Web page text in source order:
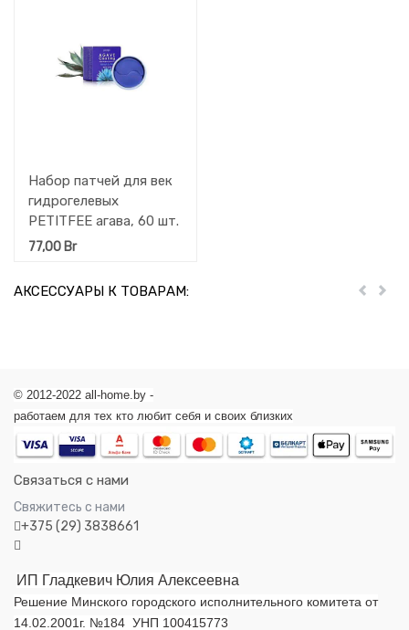
Набор патчей для век
гидрогелевых
PETITFEE агава, 60 шт.
77,00 Br
АКСЕССУАРЫ К ТОВАРАМ: Пред
© 2012-2022 all-home.by -
работаем для тех кто любит себя и своих близких
Связаться с нами
Свяжитесь с нами
+375 (29) 3838661
ИП Гладкевич Юлия Алексеевна
Решение Минского городского исполнительного комитета от
14.02.2001г. №184 УНП 100415773